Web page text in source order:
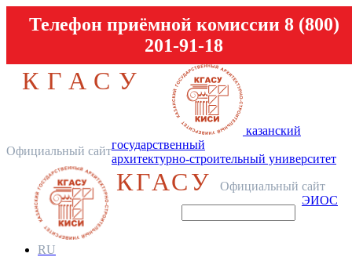
Телефон приёмной комиссии 8 (800)
201-91-18
КГАСУ
Официальный сайт
казанский
государственный
архитектурно-строительный университет
КГАСУ
Официальный сайт
ЭИОС
RU